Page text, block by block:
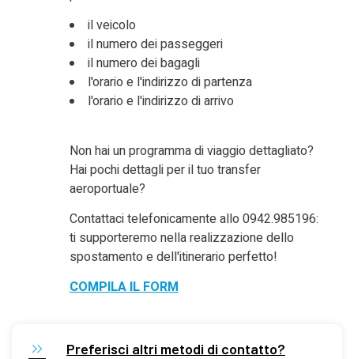
il veicolo
il numero dei passeggeri
il numero dei bagagli
l'orario e l'indirizzo di partenza
l'orario e l'indirizzo di arrivo
Non hai un programma di viaggio dettagliato?
Hai pochi dettagli per il tuo transfer
aeroportuale?
Contattaci telefonicamente allo 0942.985196:
ti supporteremo nella realizzazione dello
spostamento e dell'itinerario perfetto!
COMPILA IL FORM
Preferisci altri metodi di contatto?